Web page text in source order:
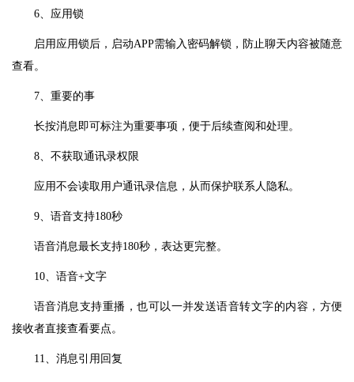
6、应用锁
启用应用锁后，启动APP需输入密码解锁，防止聊天内容被随意
查看。
7、重要的事
长按消息即可标注为重要事项，便于后续查阅和处理。
8、不获取通讯录权限
应用不会读取用户通讯录信息，从而保护联系人隐私。
9、语音支持180秒
语音消息最长支持180秒，表达更完整。
10、语音+文字
语音消息支持重播，也可以一并发送语音转文字的内容，方便
接收者直接查看要点。
11、消息引用回复